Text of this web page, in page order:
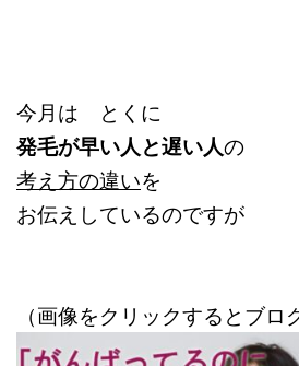
今月は とくに
発毛が早い人と遅い人の
考え方の違いを
お伝えしているのですが
（画像をクリックするとブロ